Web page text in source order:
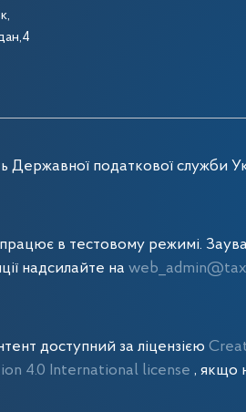
Державної податкової служби
в тестовому режимі.
надсилайте на
доступний за ліцензією
4.0 International license , якщо